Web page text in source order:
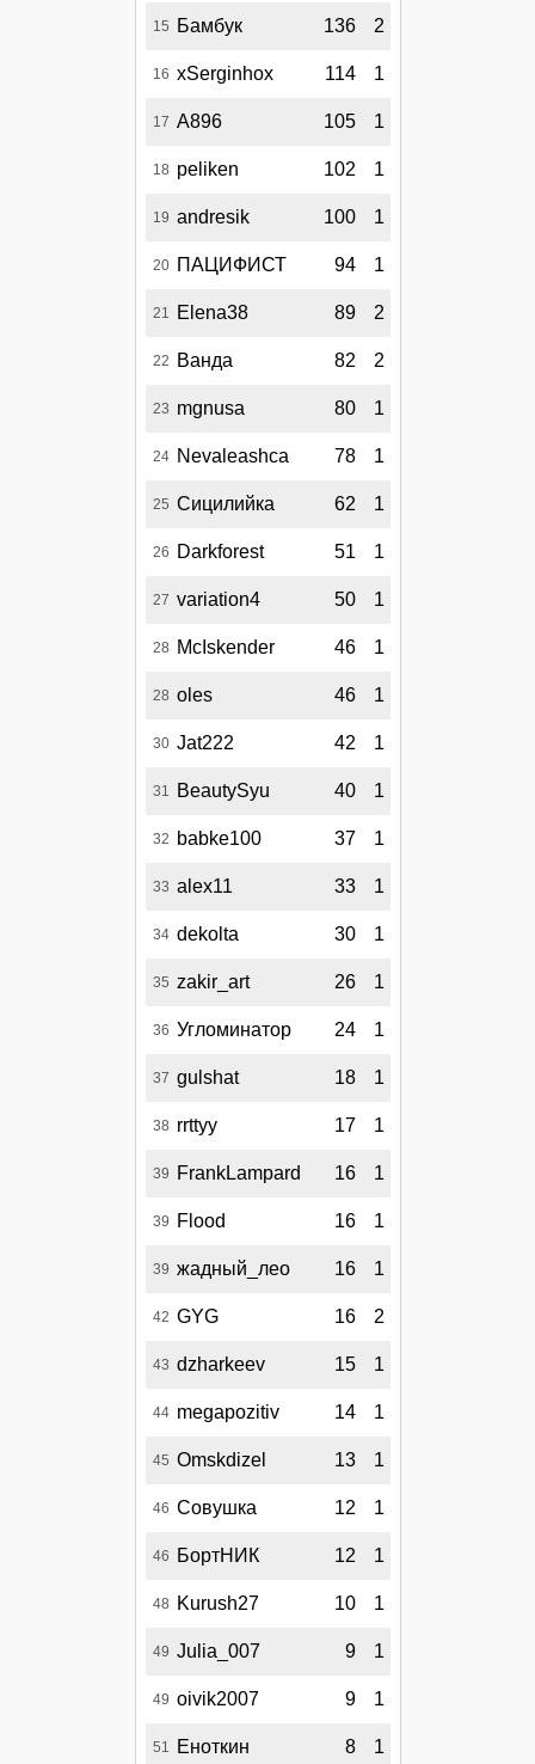
15 Бамбук 136 2
16 xSerginhox 114 1
17 A896 105 1
18 peliken 102 1
19 andresik 100 1
20 ПАЦИФИСТ 94 1
21 Elena38 89 2
22 Ванда 82 2
23 mgnusa 80 1
24 Nevaleashca 78 1
25 Сицилийка 62 1
26 Darkforest 51 1
27 variation4 50 1
28 McIskender 46 1
28 oles 46 1
30 Jat222 42 1
31 BeautySyu 40 1
32 babke100 37 1
33 alex11 33 1
34 dekolta 30 1
35 zakir_art 26 1
36 Угломинатор 24 1
37 gulshat 18 1
38 rrttyy 17 1
39 FrankLampard 16 1
39 Flood 16 1
39 жадный_лео 16 1
42 GYG 16 2
43 dzharkeev 15 1
44 megapozitiv 14 1
45 Omskdizel 13 1
46 Совушка 12 1
46 БортНИК 12 1
48 Kurush27 10 1
49 Julia_007 9 1
49 oivik2007 9 1
51 Еноткин 8 1